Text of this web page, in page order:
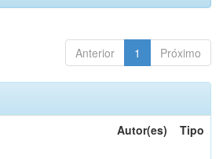
Anterior 1 Próximo
Autor(es) Tipo